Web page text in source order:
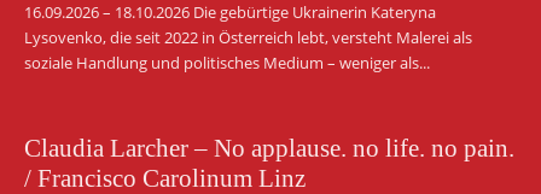
16.09.2026 – 18.10.2026 Die gebürtige Ukrainerin Kateryna
Lysovenko, die seit 2022 in Österreich lebt, versteht Malerei als
soziale Handlung und politisches Medium – weniger als...
Claudia Larcher – No applause. no life. no pain.
/ Francisco Carolinum Linz